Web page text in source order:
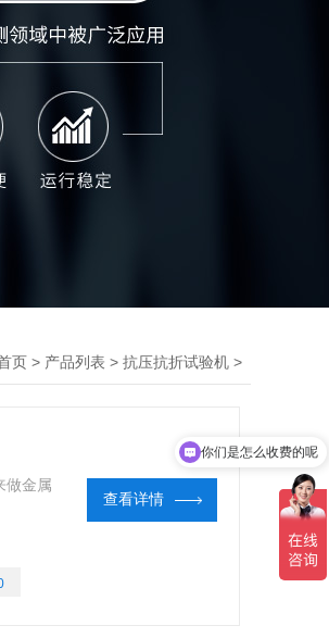
页 > 产品列表 > 抗压抗折试验机 >
做金属
查看详情
你们是怎么收费的呢